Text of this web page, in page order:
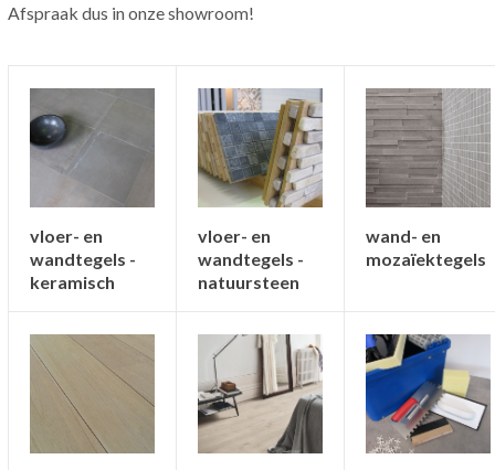
Afspraak dus in onze showroom!
vloer- en
wandtegels -
keramisch
vloer- en
wandtegels -
natuursteen
wand- en
mozaïektegels